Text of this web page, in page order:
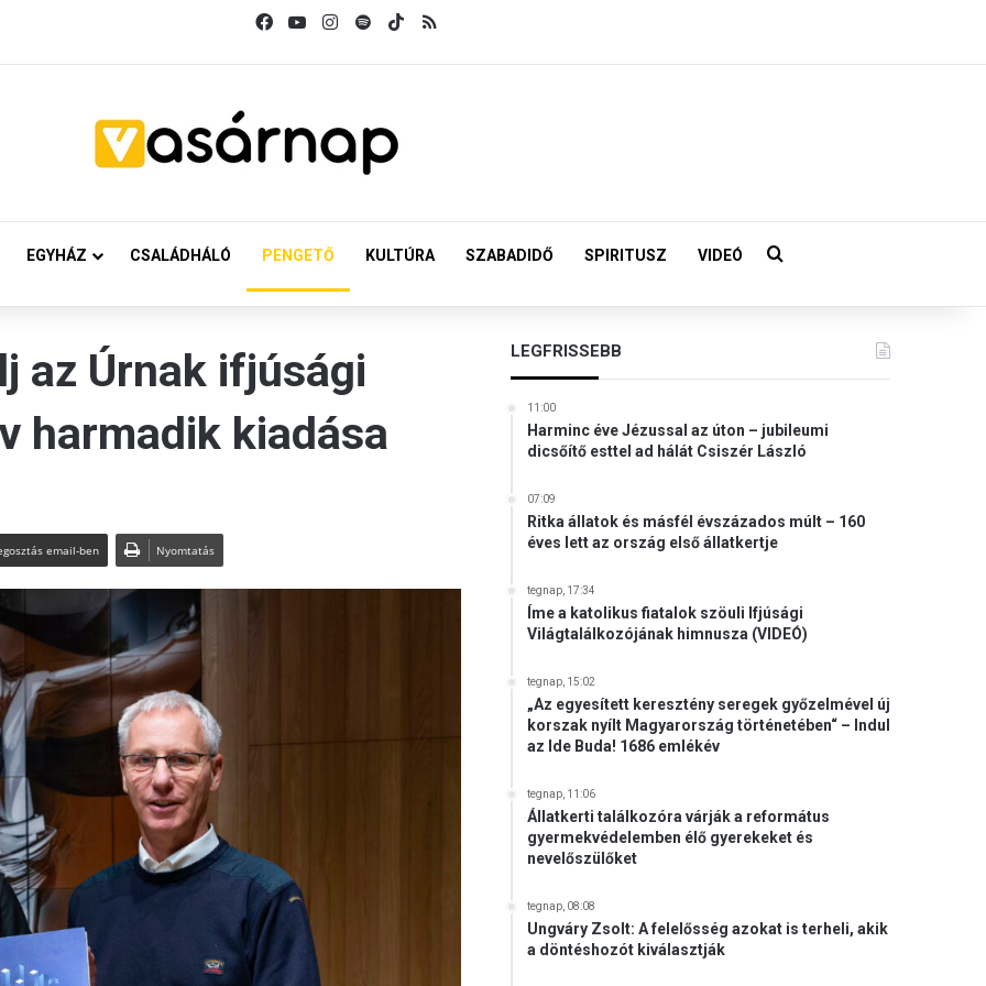
FacebookYouTubeInstagramSpotifyTikTokRSS
EGYHÁZ CSALÁDHÁLÓ PENGETŐ KULTÚRA SZABADIDŐ SPIRITUSZ VIDEÓ Keresés:
az Úrnak ifjúsági
harmadik kiadása
email-ben Nyomtatás
LEGFRISSEBB
11:00
Harminc éve Jézussal az úton – jubileumi
dicsőítő esttel ad hálát Csiszér László
07:09
Ritka állatok és másfél évszázados múlt – 160
éves lett az ország első állatkertje
tegnap, 17:34
Íme a katolikus fiatalok szöuli Ifjúsági
Világtalálkozójának himnusza (VIDEÓ)
tegnap, 15:02
„Az egyesített keresztény seregek győzelmével új
korszak nyílt Magyarország történetében“ – Indul
az Ide Buda! 1686 emlékév
tegnap, 11:06
Állatkerti találkozóra várják a református
gyermekvédelemben élő gyerekeket és
nevelőszülőket
tegnap, 08:08
Ungváry Zsolt: A felelősség azokat is terheli, akik
a döntéshozót kiválasztják